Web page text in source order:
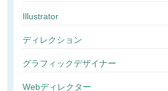
Illustrator
ディレクション
グラフィックデザイナー
Webディレクター